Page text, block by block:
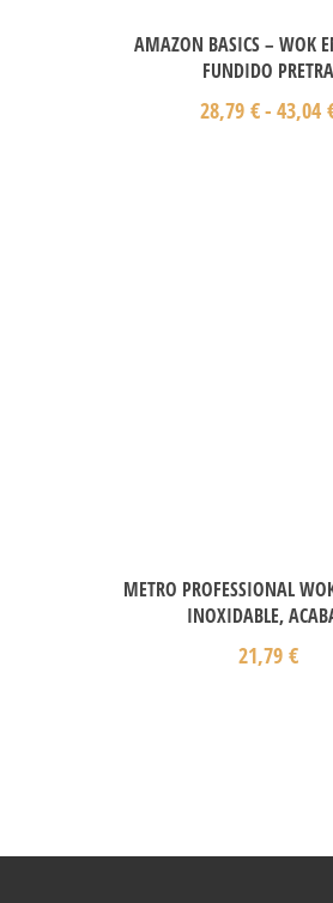
AMAZON BASICS – WOK
FUNDIDO PRETRA
28,79 €- 43,04
METRO PROFESSIONAL
INOXIDABLE,
21,79 €